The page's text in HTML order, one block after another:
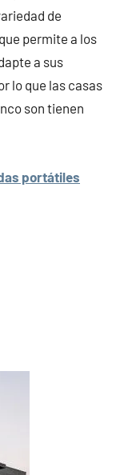
de
permite a los
a sus
lo que las casas
son tienen
portátiles